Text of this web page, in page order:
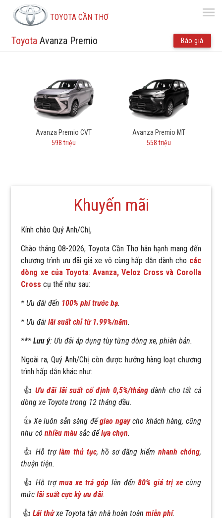
TOYOTA CẦN THƠ menu
ToyotaAvanza Premio Báo giá
Avanza Premio CVT
598 triệu
Avanza Premio MT
558 triệu
Khuyến mãi
Kính chào Quý Anh/Chị,
Chào tháng08-2026, Toyota Cần Thơ hân hạnh mang đến
chương trình ưu đãi giá xe vô cùng hấp dẫndành cho các
dòng xe của Toyota: Avanza, Veloz Cross và Corolla
Cross cụ thể như sau:
* Ưu đãi đến 100% phí trước bạ.
* Ưu đãilãi suất chỉ từ 1.99%/năm.
***Lưu ý: Ưu đãi áp dụng tùy từng dòng xe, phiên bản.
Ngoài ra, Quý Anh/Chị còn được hưởng hàng loạt chương
trình hấp dẫn khác như:
👍 Ưu đãi lãi suất cố định 0,5%/thángdành cho tất cả
dòng xe Toyota trong 12 tháng đầu.
👍 Xe luôn sẵn sàng để giao ngay cho khách hàng, cũng
như có nhiều màu sắc để lựa chọn.
👍 Hỗ trợ làm thủ tục, hồ sơ đăng kiểm nhanh chóng,
thuận tiện.
👍 Hỗ trợmua xe trả góplên đến 80% giá trị xe cùng
mức lãi suất cực kỳ ưu đãi.
👍 Lái thử xe Toyota tận nhà hoàn toàn miễn phí.